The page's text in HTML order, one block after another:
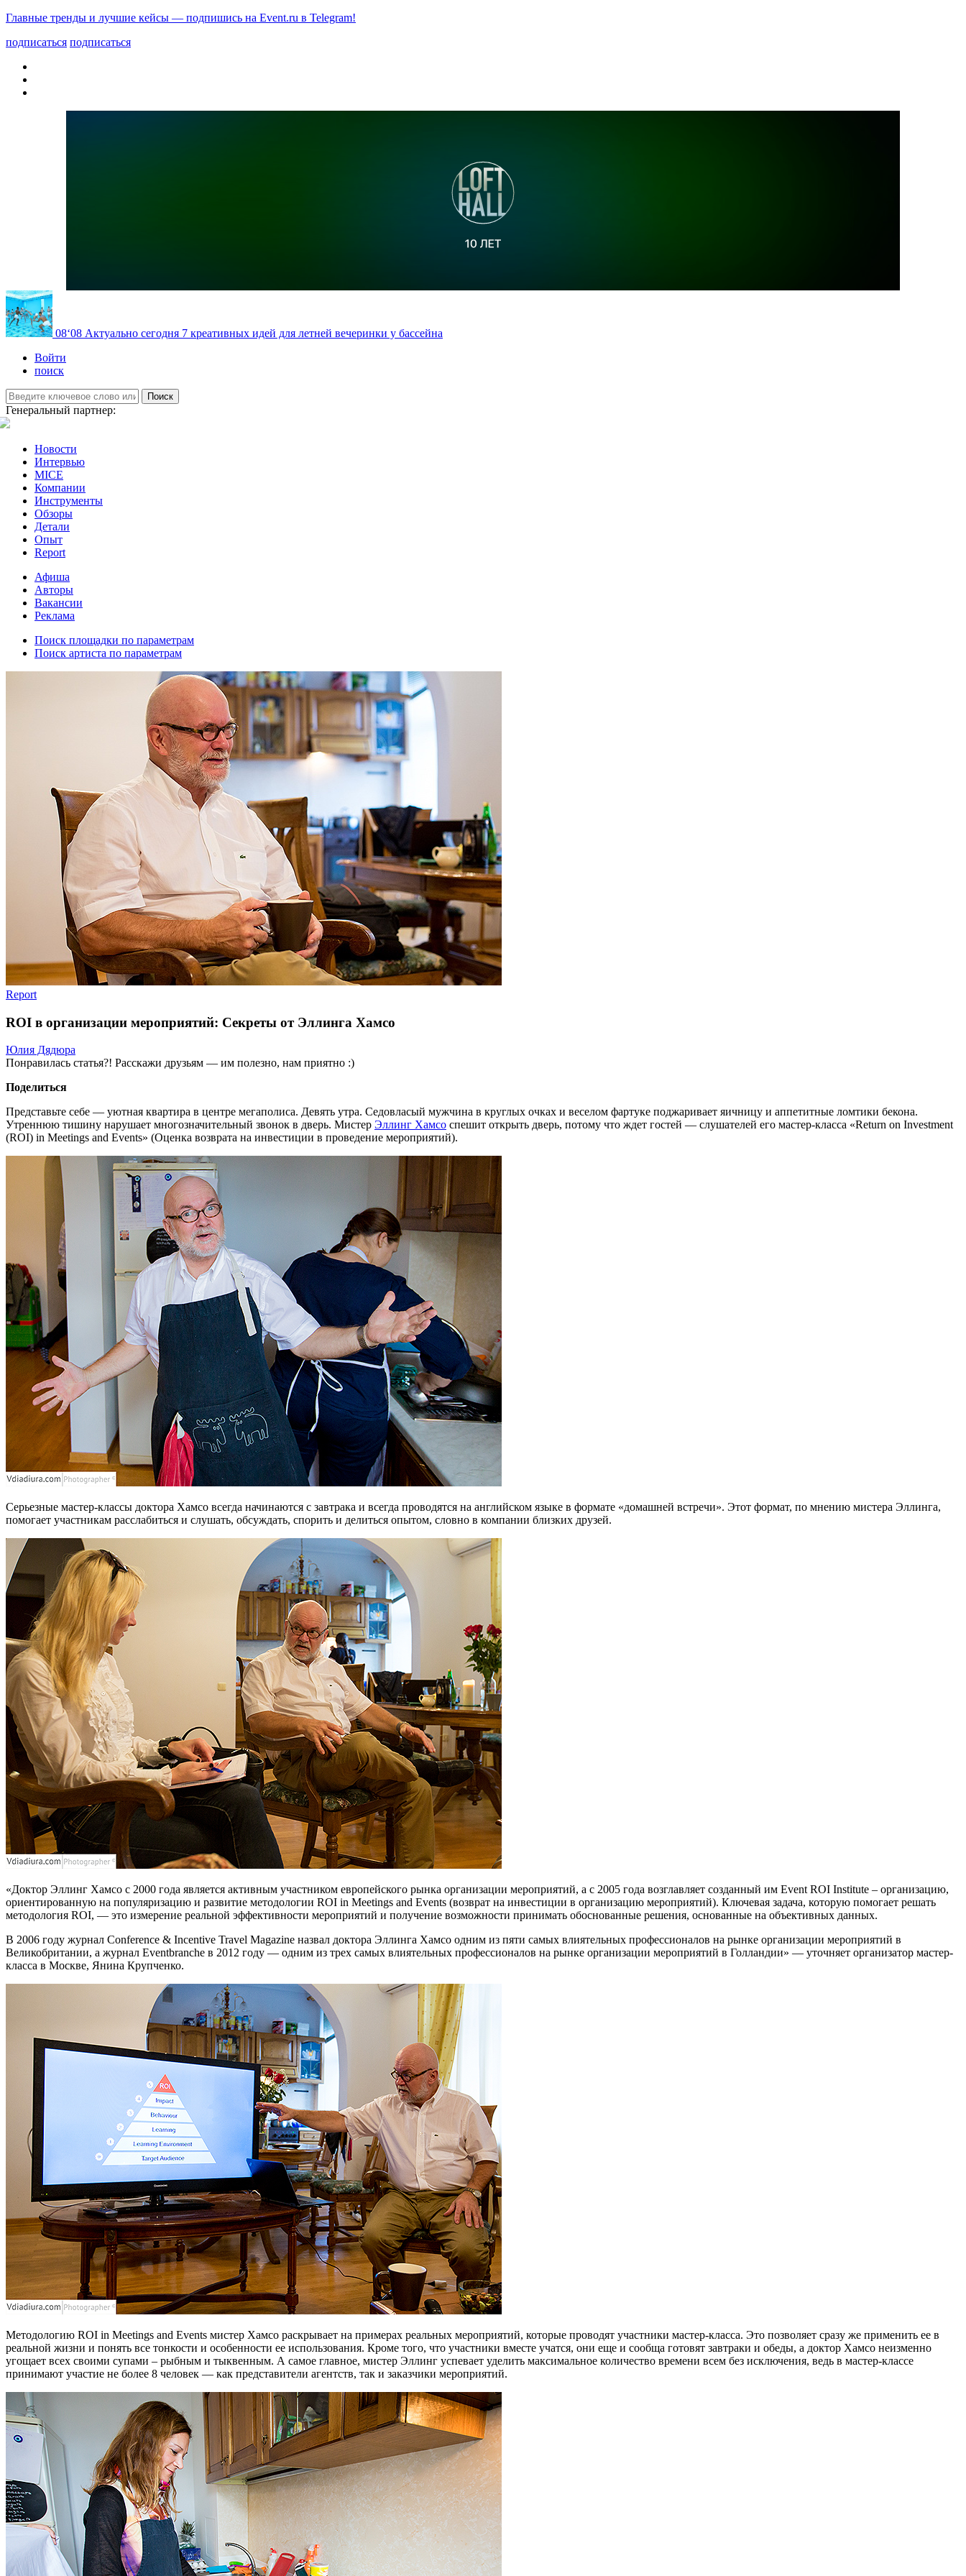
Главные тренды и лучшие кейсы — подпишись на Event.ru в Telegram!
подписаться подписаться
08‘08 Актуально сегодня 7 креативных идей для летней вечеринки у бассейна
Войти
поиск
Поиск
Генеральный партнер:
Новости
Интервью
MICE
Компании
Инструменты
Обзоры
Детали
Опыт
Report
Афиша
Авторы
Вакансии
Реклама
Поиск площадки по параметрам
Поиск артиста по параметрам
Report
ROI в организации мероприятий: Секреты от Эллинга Хамсо
Юлия Дядюра
Понравилась статья?! Расскажи друзьям — им полезно, нам приятно :)
Поделиться
Представьте себе — уютная квартира в центре мегаполиса. Девять утра. Седовласый мужчина в круглых очках и веселом фартуке поджаривает яичницу и аппетитные ломтики бекона.
Утреннюю тишину нарушает многозначительный звонок в дверь. Мистер Эллинг Хамсо спешит открыть дверь, потому что ждет гостей — слушателей его мастер-класса «Return on Investment
(ROI) in Meetings and Events» (Оценка возврата на инвестиции в проведение мероприятий).
Серьезные мастер-классы доктора Хамсо всегда начинаются с завтрака и всегда проводятся на английском языке в формате «домашней встречи». Этот формат, по мнению мистера Эллинга,
помогает участникам расслабиться и слушать, обсуждать, спорить и делиться опытом, словно в компании близких друзей.
«Доктор Эллинг Хамсо с 2000 года является активным участником европейского рынка организации мероприятий, а с 2005 года возглавляет созданный им Event ROI Institute – организацию,
ориентированную на популяризацию и развитие методологии ROI in Meetings and Events (возврат на инвестиции в организацию мероприятий). Ключевая задача, которую помогает решать
методология ROI, — это измерение реальной эффективности мероприятий и получение возможности принимать обоснованные решения, основанные на объективных данных.
В 2006 году журнал Conference & Incentive Travel Magazine назвал доктора Эллинга Хамсо одним из пяти самых влиятельных профессионалов на рынке организации мероприятий в
Великобритании, а журнал Eventbranche в 2012 году — одним из трех самых влиятельных профессионалов на рынке организации мероприятий в Голландии» — уточняет организатор мастер-
класса в Москве, Янина Крупченко.
Методологию ROI in Meetings and Events мистер Хамсо раскрывает на примерах реальных мероприятий, которые проводят участники мастер-класса. Это позволяет сразу же применить ее в
реальной жизни и понять все тонкости и особенности ее использования. Кроме того, что участники вместе учатся, они еще и сообща готовят завтраки и обеды, а доктор Хамсо неизменно
угощает всех своими супами – рыбным и тыквенным. А самое главное, мистер Эллинг успевает уделить максимальное количество времени всем без исключения, ведь в мастер-классе
принимают участие не более 8 человек — как представители агентств, так и заказчики мероприятий.